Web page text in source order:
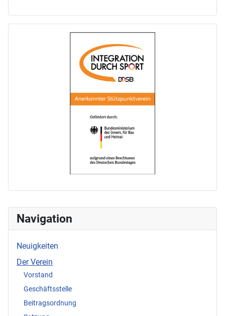
Navigation
Neuigkeiten
Der Verein
Vorstand
Geschäftsstelle
Beitragsordnung